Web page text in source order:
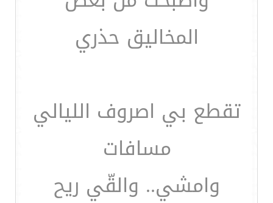
المخاليق حذري
تقطع بي اصروف الليالي
مسافات
وامشي.. والقّي ريح